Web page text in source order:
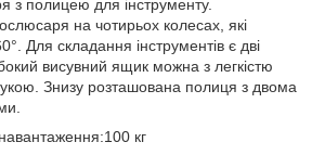
з полицею для інструменту.
на чотирьох колесах, які
Для складання інструментів є дві
висувний ящик можна з легкістю
Знизу розташована полиця з двома
кг